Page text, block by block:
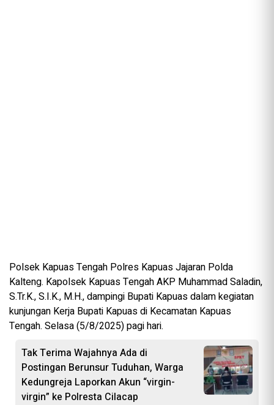
Polsek Kapuas Tengah Polres Kapuas Jajaran Polda
Kalteng. Kapolsek Kapuas Tengah AKP Muhammad Saladin,
S.Tr.K., S.I.K., M.H., dampingi Bupati Kapuas dalam kegiatan
kunjungan Kerja Bupati Kapuas di Kecamatan Kapuas
Tengah. Selasa (5/8/2025) pagi hari.
Tak Terima Wajahnya Ada di
Postingan Berunsur Tuduhan, Warga
Kedungreja Laporkan Akun “virgin-
virgin” ke Polresta Cilacap